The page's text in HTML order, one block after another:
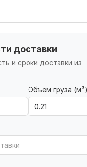
доставки
и сроки доставки из
Объем груза (м³)